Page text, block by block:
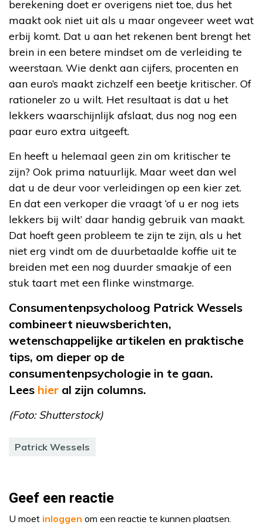
berekening doet er overigens niet toe, dus het
maakt ook niet uit als u maar ongeveer weet wat
erbij komt. Dat u aan het rekenen bent brengt het
brein in een betere mindset om de verleiding te
weerstaan. Wie denkt aan cijfers, procenten en
aan euro’s maakt zichzelf een beetje kritischer. Of
rationeler zo u wilt. Het resultaat is dat u het
lekkers waarschijnlijk afslaat, dus nog nog een
paar euro extra uitgeeft.
En heeft u helemaal geen zin om kritischer te
zijn? Ook prima natuurlijk. Maar weet dan wel
dat u de deur voor verleidingen op een kier zet.
En dat een verkoper die vraagt ‘of u er nog iets
lekkers bij wilt’ daar handig gebruik van maakt.
Dat hoeft geen probleem te zijn te zijn, als u het
niet erg vindt om de duurbetaalde koffie uit te
breiden met een nog duurder smaakje of een
stuk taart met een flinke winstmarge.
Consumentenpsycholoog Patrick Wessels
combineert nieuwsberichten,
wetenschappelijke artikelen en praktische
tips, om dieper op de
consumentenpsychologie in te gaan.
Lees hier al zijn columns.
(Foto: Shutterstock)
Patrick Wessels
Geef een reactie
U moet inloggen om een reactie te kunnen plaatsen.